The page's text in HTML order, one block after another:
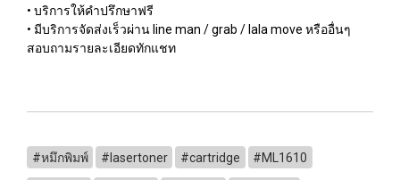
• บริการให้คำปรึกษาฟรี
• มีบริการจัดส่งเร็วผ่าน line man / grab / lala move หรืออื่นๆ
สอบถามรายละเอียดทักแชท
#หมึกพิมพ์ #lasertoner #cartridge #ML1610